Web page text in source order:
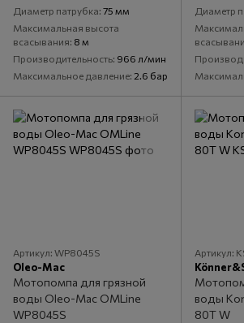
Диаметр патрубка 75 мм
Максимальная высота
всасывания 8 м
Производительность 966 л/мин
Максимальное давление 2.6 бар
Диаметр
Артикул: WP8045S
Oleo-Mac
Мотопомпа для грязной
воды Oleo-Mac OMLine
WP8045S
Артикул:
воды
80T W